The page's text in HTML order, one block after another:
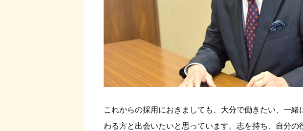
これからの採用におきましても、大分で働きたい、一
わる方と出会いたいと思っています。志を持ち、自分の